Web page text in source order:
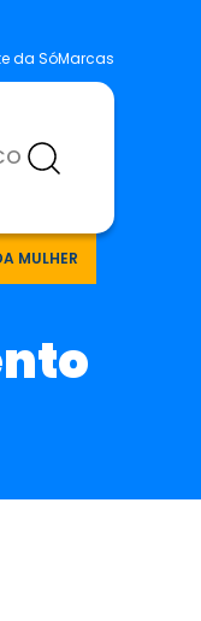
da SóMarcas
MULHER